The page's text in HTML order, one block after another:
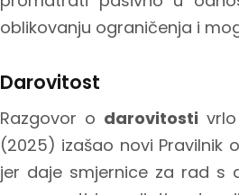
oblikovanju ograničenja i
Darovitost
Razgovor o darovitosti
(2025) izašao novi Pravilnik
jer daje smjernice za rad s